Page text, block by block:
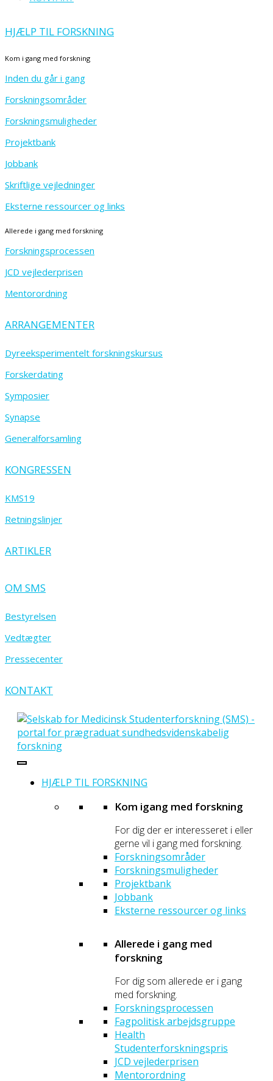
HJÆLP TIL FORSKNING
Kom i gang med forskning
Inden du går i gang
Forskningsområder
Forskningsmuligheder
Projektbank
Jobbank
Skriftlige vejledninger
Eksterne ressourcer og links
Allerede i gang med forskning
Forskningsprocessen
JCD vejlederprisen
Mentorordning
ARRANGEMENTER
Dyreeksperimentelt forskningskursus
Forskerdating
Symposier
Synapse
Generalforsamling
KONGRESSEN
KMS19
Retningslinjer
ARTIKLER
OM SMS
Bestyrelsen
Vedtægter
Pressecenter
KONTAKT
HJÆLP TIL FORSKNING
Kom igang med forskning
For dig der er interesseret i eller
gerne vil i gang med forskning.
Forskningsområder
Forskningsmuligheder
Projektbank
Jobbank
Eksterne ressourcer og links
Allerede i gang med
forskning
For dig som allerede er i gang
med forskning.
Forskningsprocessen
Fagpolitisk arbejdsgruppe
Health
Studenterforskningspris
JCD vejlederprisen
Mentorordning